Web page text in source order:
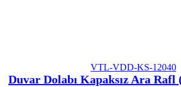
VTL-VDD-KS-12040
Duvar Dolabı Kapaksız Ara Rafl